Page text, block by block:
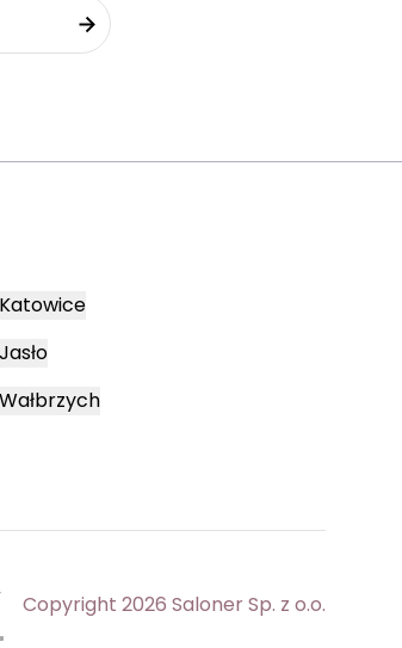
Katowice
Jasło
Wałbrzych
Copyright 2026 Saloner Sp. z o.o.